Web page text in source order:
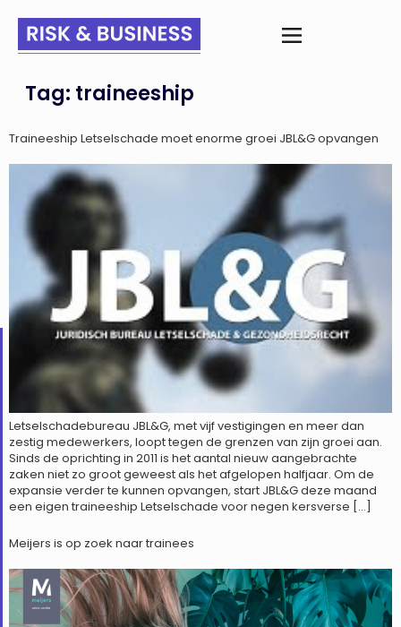
Tag: traineeship
Traineeship Letselschade moet enorme groei JBL&G opvangen
Letselschadebureau JBL&G, met vijf vestigingen en meer dan
zestig medewerkers, loopt tegen de grenzen van zijn groei aan.
Sinds de oprichting in 2011 is het aantal nieuw aangebrachte
zaken niet zo groot geweest als het afgelopen halfjaar. Om de
expansie verder te kunnen opvangen, start JBL&G deze maand
een eigen traineeship Letselschade voor negen kersverse […]
Meijers is op zoek naar trainees